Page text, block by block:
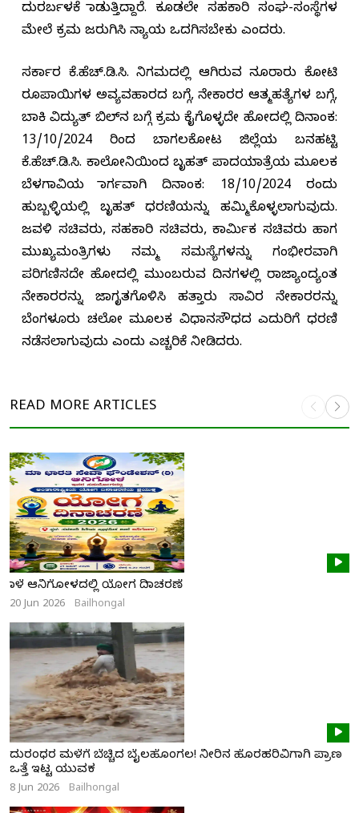
ದುರರ್ಬಳಕೆ ಮಾಡುತ್ತಿದ್ದಾರೆ. ಕೂಡಲೇ ಸಹಕಾರಿ ಸಂಘ-ಸಂಸ್ಥೆಗಳ
ಮೇಲೆ ಕ್ರಮ ಜರುಗಿಸಿ ನ್ಯಾಯ ಒದಗಿಸಬೇಕು ಎಂದರು.
ಸರ್ಕಾರ ಕೆ.ಹೆಚ್.ಡಿ.ಸಿ. ನಿಗಮದಲ್ಲಿ ಆಗಿರುವ ನೂರಾರು ಕೋಟಿ
ರೂಪಾಯಿಗಳ ಅವ್ಯವಹಾರದ ಬಗ್ಗೆ, ನೇಕಾರರ ಆತ್ಮಹತ್ಯೆಗಳ ಬಗ್ಗೆ,
ಬಾಕಿ ವಿದ್ಯುತ್ ಬಿಲ್‌ನ ಬಗ್ಗೆ ಕ್ರಮ ಕೈಗೊಳ್ಳದೇ ಹೋದಲ್ಲಿ ದಿನಾಂಕ:
13/10/2024 ರಿಂದ ಬಾಗಲಕೋಟ ಜಿಲ್ಲೆಯ ಬನಹಟ್ಟಿ
ಕೆ.ಹೆಚ್.ಡಿ.ಸಿ. ಕಾಲೋನಿಯಿಂದ ಬೃಹತ್ ಪಾದಯಾತ್ರೆಯ ಮೂಲಕ
ಬೆಳಗಾವಿಯ ಮಾರ್ಗವಾಗಿ ದಿನಾಂಕ: 18/10/2024 ರಂದು
ಹುಬ್ಬಳ್ಳಿಯಲ್ಲಿ ಬೃಹತ್ ಧರಣಿಯನ್ನು ಹಮ್ಮಿಕೊಳ್ಳಲಾಗುವುದು.
ಜವಳಿ ಸಚಿವರು, ಸಹಕಾರಿ ಸಚಿವರು, ಕಾರ್ಮಿಕ ಸಚಿವರು ಹಾಗ
ಮುಖ್ಯಮಂತ್ರಿಗಳು ನಮ್ಮ ಸಮಸ್ಯೆಗಳನ್ನು ಗಂಭೀರವಾಗಿ
ಪರಿಗಣಿಸದೇ ಹೋದಲ್ಲಿ ಮುಂಬರುವ ದಿನಗಳಲ್ಲಿ ರಾಜ್ಯಾಂದ್ಯಂತ
ನೇಕಾರರನ್ನು ಜಾಗೃತಗೊಳಿಸಿ ಹತ್ತಾರು ಸಾವಿರ ನೇಕಾರರನ್ನು
ಬೆಂಗಳೂರು ಚಲೋ ಮೂಲಕ ವಿಧಾನಸೌಧದ ಎದುರಿಗೆ ಧರಣಿ
ನಡೆಸಲಾಗುವುದು ಎಂದು ಎಚ್ಚರಿಕೆ ನೀಡಿದರು.
READ MORE ARTICLES
ನಾಳೆ ಆನಿಗೋಳದಲ್ಲಿ ಯೋಗ ದಿನಾಚರಣೆ
20 Jun 2026 Bailhongal
ದುರಂಧರ ಮಳೆಗೆ ಬೆಚ್ಚಿದ ಬೈಲಹೊಂಗಲ! ನೀರಿನ ಹೊರಹರಿವಿಗಾಗಿ ಪ್ರಾಣ
ಒತ್ತೆ ಇಟ್ಟ ಯುವಕ
8 Jun 2026 Bailhongal